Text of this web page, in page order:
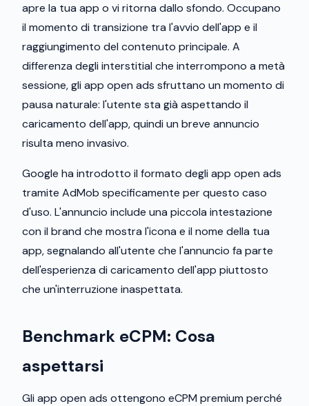
apre la tua app o vi ritorna dallo sfondo. Occupano
il momento di transizione tra l'avvio dell'app e il
raggiungimento del contenuto principale. A
differenza degli interstitial che interrompono a metà
sessione, gli app open ads sfruttano un momento di
pausa naturale: l'utente sta già aspettando il
caricamento dell'app, quindi un breve annuncio
risulta meno invasivo.
Google ha introdotto il formato degli app open ads
tramite AdMob specificamente per questo caso
d'uso. L'annuncio include una piccola intestazione
con il brand che mostra l'icona e il nome della tua
app, segnalando all'utente che l'annuncio fa parte
dell'esperienza di caricamento dell'app piuttosto
che un'interruzione inaspettata.
Benchmark eCPM: Cosa
aspettarsi
Gli app open ads ottengono eCPM premium perché